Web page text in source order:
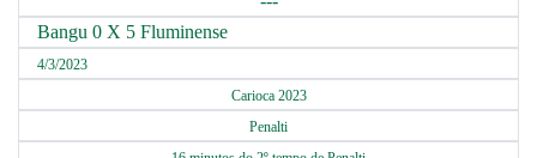
Bangu 0 X 5 Fluminense
4/3/2023
Carioca 2023
Penalti